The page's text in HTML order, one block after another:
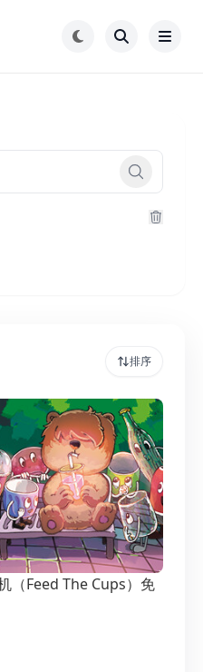
永久地址
排序
（Feed The Cups）免